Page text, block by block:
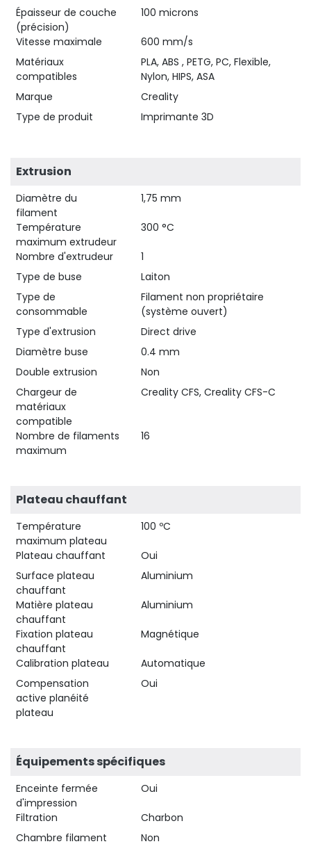
Épaisseur de couche
(précision)
100 microns
Vitesse maximale
600 mm/s
Matériaux
compatibles
PLA, ABS , PETG, PC, Flexible,
Nylon, HIPS, ASA
Marque
Creality
Type de produit
Imprimante 3D
Extrusion
Diamètre du
filament
1,75 mm
Température
maximum extrudeur
300 °C
Nombre d'extrudeur
1
Type de buse
Laiton
Type de
consommable
Filament non propriétaire
(système ouvert)
Type d'extrusion
Direct drive
Diamètre buse
0.4 mm
Double extrusion
Non
Chargeur de
matériaux
compatible
Creality CFS, Creality CFS-C
Nombre de filaments
maximum
16
Plateau chauffant
Température
maximum plateau
100 ºC
Plateau chauffant
Oui
Surface plateau
chauffant
Aluminium
Matière plateau
chauffant
Aluminium
Fixation plateau
chauffant
Magnétique
Calibration plateau
Automatique
Compensation
active planéité
plateau
Oui
Équipements spécifiques
Enceinte fermée
d'impression
Oui
Filtration
Charbon
Chambre filament
Non